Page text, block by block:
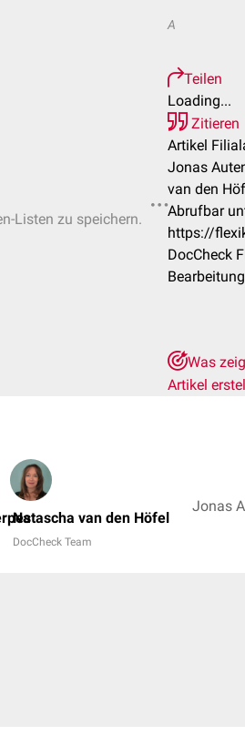
Listen zu speichern.
A
Teilen
Loading...
Zitieren
Artikel
Jonas
van den
Abrufbar
https://
DocCheck
Was
Artikel
Natascha van den Höfel
DocCheck Team